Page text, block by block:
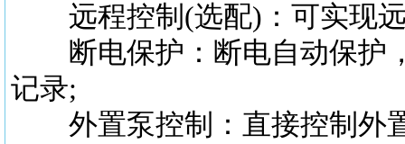
远程控制(选配)：可实现远
断电保护：断电自动保护，
记录;
外置泵控制：直接控制外